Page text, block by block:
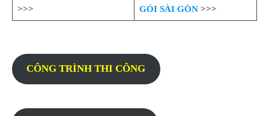
>>>
GÓI SÀI GÒN>>>
CÔNG TRÌNH THI CÔNG